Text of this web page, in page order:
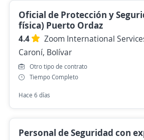
Oficial de Protección y
física) Puerto Ordaz
4.4
Zoom International
Caroní, Bolívar
Otro tipo de contrato
Tiempo Completo
Hace 6 días
Personal de Seguridad con